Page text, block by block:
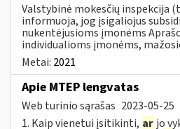
Valstybinė mokesčių inspekcija
informuoja, jog įsigaliojus
nukentėjusioms įmonėms
individualioms įmonėms,
Metai: 2021
Apie MTEP lengvatas
Web turinio sąrašas 2023-05-25
1. Kaip vienetui įsitikinti, ar jo